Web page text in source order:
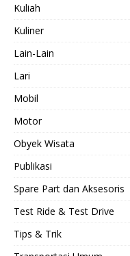
Kuliah
Kuliner
Lain-Lain
Lari
Mobil
Motor
Obyek Wisata
Publikasi
Spare Part dan Aksesoris
Test Ride & Test Drive
Tips & Trik